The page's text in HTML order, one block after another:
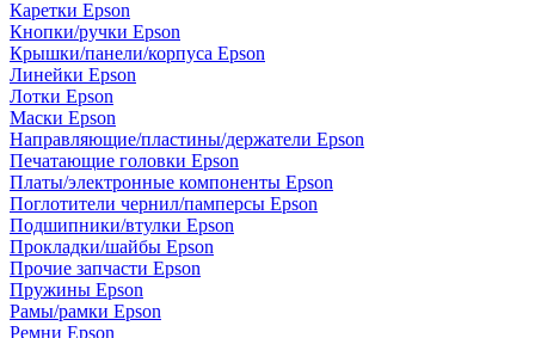
Каретки Epson
Кнопки/ручки Epson
Крышки/панели/корпуса Epson
Линейки Epson
Лотки Epson
Маски Epson
Направляющие/пластины/держатели Epson
Печатающие головки Epson
Платы/электронные компоненты Epson
Поглотители чернил/памперсы Epson
Подшипники/втулки Epson
Прокладки/шайбы Epson
Прочие запчасти Epson
Пружины Epson
Рамы/рамки Epson
Ремни Epson